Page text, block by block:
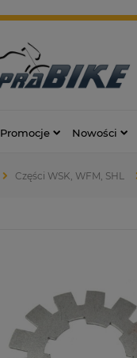
Promocje Nowości
Części WSK, WFM, SHL